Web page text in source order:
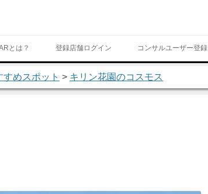
とは？ 登録店舗ログイン コンサルユーザー登録
すめスポット > キリン花園のコスモス